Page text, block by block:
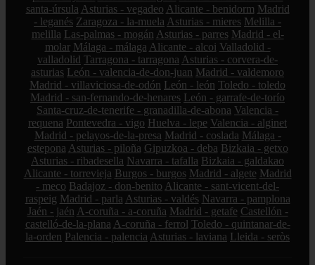
santa-úrsula Asturias - vegadeo Alicante - benidorm Madrid
- leganés Zaragoza - la-muela Asturias - mieres Melilla -
melilla Las-palmas - mogán Asturias - parres Madrid - el-
molar Málaga - málaga Alicante - alcoi Valladolid -
valladolid Tarragona - tarragona Asturias - corvera-de-
asturias León - valencia-de-don-juan Madrid - valdemoro
Madrid - villaviciosa-de-odón León - león Toledo - toledo
Madrid - san-fernando-de-henares León - garrafe-de-torío
Santa-cruz-de-tenerife - granadilla-de-abona Valencia -
requena Pontevedra - vigo Huelva - lepe Valencia - alginet
Madrid - pelayos-de-la-presa Madrid - coslada Málaga -
estepona Asturias - piloña Gipuzkoa - deba Bizkaia - getxo
Asturias - ribadesella Navarra - tafalla Bizkaia - galdakao
Alicante - torrevieja Burgos - burgos Madrid - algete Madrid
- meco Badajoz - don-benito Alicante - sant-vicent-del-
raspeig Madrid - parla Asturias - valdés Navarra - pamplona
Jaén - jaén A-coruña - a-coruña Madrid - getafe Castellón -
castelló-de-la-plana A-coruña - ferrol Toledo - quintanar-de-
la-orden Palencia - palencia Asturias - laviana Lleida - seròs